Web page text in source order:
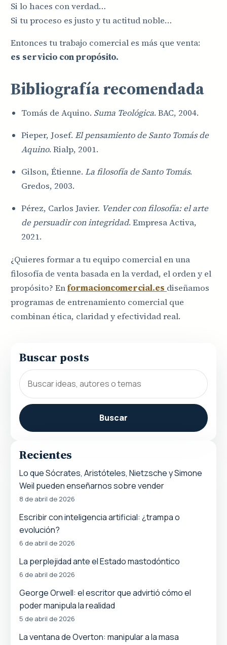
Si lo haces con verdad…
Si tu proceso es justo y tu actitud noble…
Entonces tu trabajo comercial es más que venta:
es servicio con propósito.
Bibliografía recomendada
Tomás de Aquino. Suma Teológica. BAC, 2004.
Pieper, Josef. El pensamiento de Santo Tomás de
Aquino. Rialp, 2001.
Gilson, Étienne. La filosofía de Santo Tomás.
Gredos, 2003.
Pérez, Carlos Javier. Vender con filosofía: el arte
de persuadir con integridad. Empresa Activa,
2021.
¿Quieres formar a tu equipo comercial en una
filosofía de venta basada en la verdad, el orden y el
propósito? Enformacioncomercial.es diseñamos
programas de entrenamiento comercial que
combinan ética, claridad y efectividad real.
Buscar posts
Buscar
Recientes
Lo que Sócrates, Aristóteles, Nietzsche y Simone
Weil pueden enseñarnos sobre vender
8 de abril de 2026
Escribir con inteligencia artificial: ¿trampa o
evolución?
6 de abril de 2026
La perplejidad ante el Estado mastodóntico
6 de abril de 2026
George Orwell: el escritor que advirtió cómo el
poder manipula la realidad
5 de abril de 2026
La ventana de Overton: manipular a la masa